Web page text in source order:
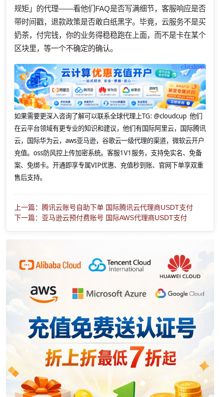
规矩」的代理——看他们FAQ是否写满细节，客服响应是否
带时间戳，退款政策是否敢白纸黑字。毕竟，云服务不是买
奶茶，付完钱，你的业务得稳稳跑在上面，而不是卡在某个
区块里，等一个不确定的确认。
如果需要更深入咨询了解可以联系全球代理上TG: @cloudcup 他们
在云平台领域有更专业的知识和建议，他们有国际阿里云，国际腾讯
云，国际华为云，aws亚马逊，谷歌云一级代理的渠道，微软云开户
充值。oss防风控上传加密系统。客服1V1服务，支持免实名、免备
案、免绑卡。开通即享专属VIP优惠、充值秒到账、官网下单享双重
售后支持。
上一篇：腾讯云账号自助下单 国际腾讯云代理商USDT支付
下一篇：亚马逊云预付费账号 国际AWS代理商USDT支付